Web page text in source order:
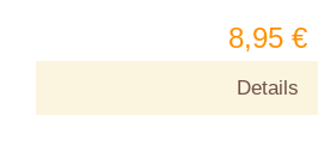
8,95 €
Details